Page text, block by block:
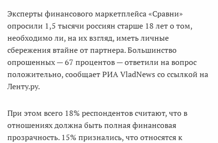
Эксперты финансового маркетплейса «Сравни»
опросили 1,5 тысячи россиян старше 18 лет о том,
необходимо ли, на их взгляд, иметь личные
сбережения втайне от партнера. Большинство
опрошенных — 67 процентов — ответили на вопрос
положительно, сообщает РИА VladNews со ссылкой на
Ленту.ру.
При этом всего 18% респондентов считают, что в
отношениях должна быть полная финансовая
прозрачность. 15% признались, что относятся к